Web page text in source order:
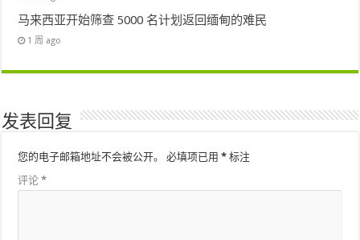
马来西亚开始筛查 5000 名计划返回缅甸的难民
1 周 ago
发表回复
您的电子邮箱地址不会被公开。 必填项已用* 标注
评论*